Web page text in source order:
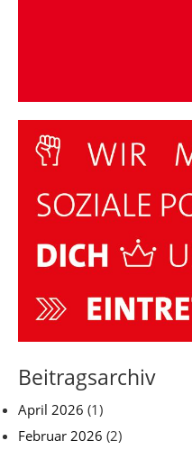
Beitragsarchiv
April 2026 (1)
Februar 2026 (2)